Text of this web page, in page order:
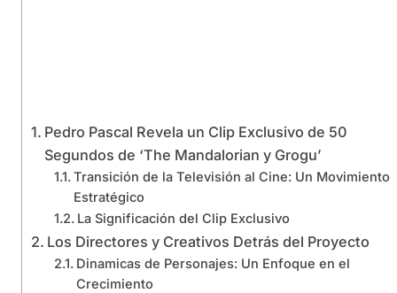
Pedro Pascal Revela un Clip Exclusivo de 50
Segundos de ‘The Mandalorian y Grogu’
Transición de la Televisión al Cine: Un Movimiento
Estratégico
La Significación del Clip Exclusivo
Los Directores y Creativos Detrás del Proyecto
Dinamicas de Personajes: Un Enfoque en el
Crecimiento